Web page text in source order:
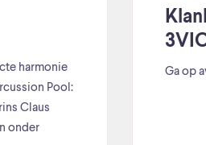
harmonie
Pool:
Claus
onder
Ga op